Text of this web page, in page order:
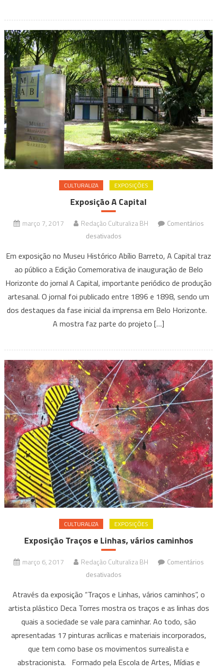
CULTURALIZA EXPOSIÇÕES
Exposição A Capital
março 7, 2017 Redação Culturaliza BH
Comentários
desativados
A
Capital
Em exposição no Museu Histórico Abílio Barreto, A Capital traz
ao público a Edição Comemorativa de inauguração de Belo
Horizonte do jornal A Capital, importante periódico de produção
artesanal. O jornal foi publicado entre 1896 e 1898, sendo um
dos destaques da fase inicial da imprensa em Belo Horizonte.
A mostra faz parte do projeto […]
CULTURALIZA EXPOSIÇÕES
Exposição Traços e Linhas, vários caminhos
março 6, 2017 Redação Culturaliza BH
Comentários
desativados
Traços
e
Linhas,
vários
caminhos
Através da exposição “Traços e Linhas, vários caminhos”, o
artista plástico Deca Torres mostra os traços e as linhas dos
quais a sociedade se vale para caminhar. Ao todo, são
apresentadas 17 pinturas acrílicas e materiais incorporados,
que tem como base os movimentos surrealista e
abstracionista. Formado pela Escola de Artes, Mídias e